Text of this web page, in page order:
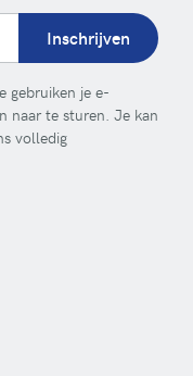
Inschrijven
gebruiken je e-
naar te sturen. Je kan
volledig